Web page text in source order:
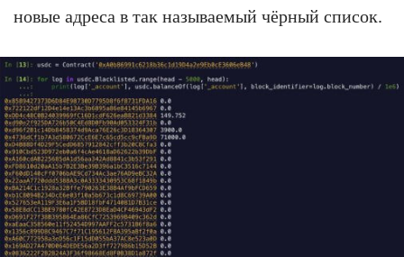
новые адреса в так называемый чёрный список.